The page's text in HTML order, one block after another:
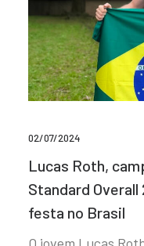
02/07/2024
Lucas Roth,
Standard
festa no Brasil